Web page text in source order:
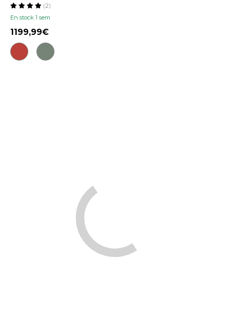
En stock 1 sem
(2)
1199,99